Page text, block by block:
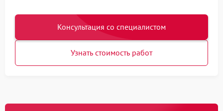
Консультация со специалистом
Узнать стоимость работ